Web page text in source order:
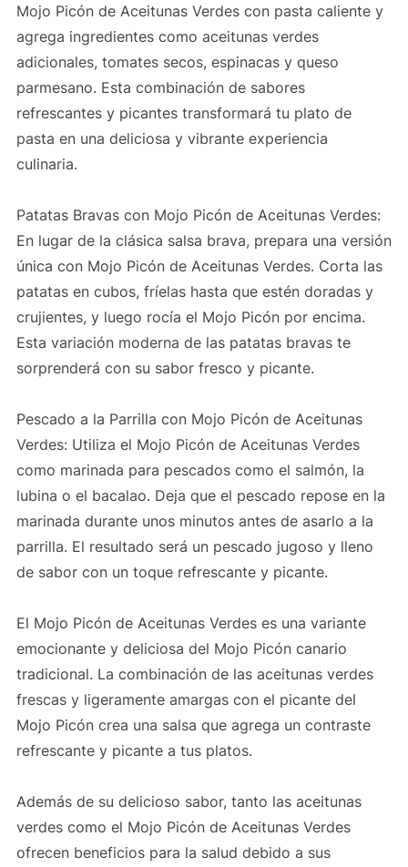
Mojo Picón de Aceitunas Verdes con pasta caliente y
agrega ingredientes como aceitunas verdes
adicionales, tomates secos, espinacas y queso
parmesano. Esta combinación de sabores
refrescantes y picantes transformará tu plato de
pasta en una deliciosa y vibrante experiencia
culinaria.
Patatas Bravas con Mojo Picón de Aceitunas Verdes:
En lugar de la clásica salsa brava, prepara una versión
única con Mojo Picón de Aceitunas Verdes. Corta las
patatas en cubos, fríelas hasta que estén doradas y
crujientes, y luego rocía el Mojo Picón por encima.
Esta variación moderna de las patatas bravas te
sorprenderá con su sabor fresco y picante.
Pescado a la Parrilla con Mojo Picón de Aceitunas
Verdes: Utiliza el Mojo Picón de Aceitunas Verdes
como marinada para pescados como el salmón, la
lubina o el bacalao. Deja que el pescado repose en la
marinada durante unos minutos antes de asarlo a la
parrilla. El resultado será un pescado jugoso y lleno
de sabor con un toque refrescante y picante.
El Mojo Picón de Aceitunas Verdes es una variante
emocionante y deliciosa del Mojo Picón canario
tradicional. La combinación de las aceitunas verdes
frescas y ligeramente amargas con el picante del
Mojo Picón crea una salsa que agrega un contraste
refrescante y picante a tus platos.
Además de su delicioso sabor, tanto las aceitunas
verdes como el Mojo Picón de Aceitunas Verdes
ofrecen beneficios para la salud debido a sus